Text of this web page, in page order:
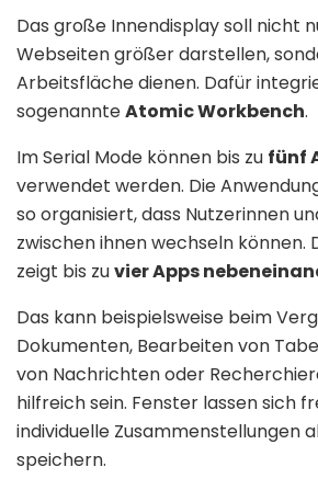
Das große Innendisplay soll nicht
Webseiten größer darstellen,
Arbeitsfläche dienen. Dafür
sogenannteAtomic Workbench.
Im Serial Mode können bis zu fünf
verwendet werden. Die
so organisiert, dass Nutzerinnen
zwischen ihnen wechseln können.
zeigt bis zuvier Apps
Das kann beispielsweise beim
Dokumenten, Bearbeiten von
von Nachrichten oder
hilfreich sein. Fenster lassen sich
individuelle Zusammenstellungen
speichern.